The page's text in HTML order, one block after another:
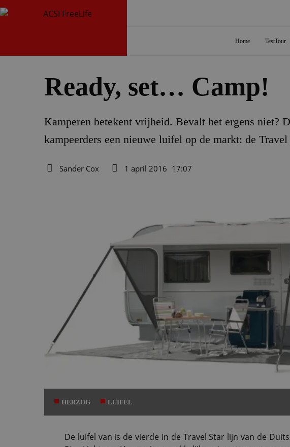
Home TestTour
Ready, set… Camp!
Kamperen betekent vrijheid. Bevalt het ergens niet?
kampeerders een nieuwe luifel op de markt: de
Sander Cox
1 april 2016 17:07
HERZOG LUIFEL
De luifel van is de vierde in de Travel Star lijn van de